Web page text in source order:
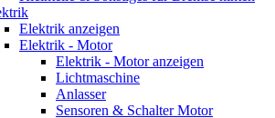
Elektrik anzeigen
Elektrik - Motor
Elektrik - Motor anzeigen
Lichtmaschine
Anlasser
Sensoren & Schalter Motor